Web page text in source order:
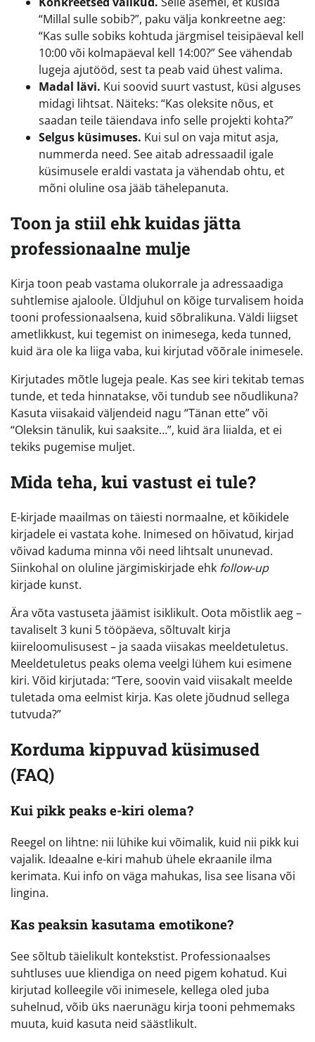
“Millal sulle sobib?”, paku välja konkreetne aeg:
“Kas sulle sobiks kohtuda järgmisel teisipäeval kell
10:00 või kolmapäeval kell 14:00?” See vähendab
lugeja ajutööd, sest ta peab vaid ühest valima.
Madal lävi. Kui soovid suurt vastust, küsi alguses
midagi lihtsat. Näiteks: “Kas oleksite nõus, et
saadan teile täiendava info selle projekti kohta?”
Selgus küsimuses. Kui sul on vaja mitut asja,
nummerda need. See aitab adressaadil igale
küsimusele eraldi vastata ja vähendab ohtu, et
mõni oluline osa jääb tähelepanuta.
Toon ja stiil ehk kuidas jätta
professionaalne mulje
Kirja toon peab vastama olukorrale ja adressaadiga
suhtlemise ajaloole. Üldjuhul on kõige turvalisem hoida
tooni professionaalsena, kuid sõbralikuna. Väldi liigset
ametlikkust, kui tegemist on inimesega, keda tunned,
kuid ära ole ka liiga vaba, kui kirjutad võõrale inimesele.
Kirjutades mõtle lugeja peale. Kas see kiri tekitab temas
tunde, et teda hinnatakse, või tundub see nõudlikuna?
Kasuta viisakaid väljendeid nagu “Tänan ette” või
“Oleksin tänulik, kui saaksite…”, kuid ära liialda, et ei
tekiks pugemise muljet.
Mida teha, kui vastust ei tule?
E-kirjade maailmas on täiesti normaalne, et kõikidele
kirjadele ei vastata kohe. Inimesed on hõivatud, kirjad
võivad kaduma minna või need lihtsalt ununevad.
Siinkohal on oluline järgimiskirjade ehk follow-up
kirjade kunst.
Ära võta vastuseta jäämist isiklikult. Oota mõistlik aeg –
tavaliselt 3 kuni 5 tööpäeva, sõltuvalt kirja
kiireloomulisusest – ja saada viisakas meeldetuletus.
Meeldetuletus peaks olema veelgi lühem kui esimene
kiri. Võid kirjutada: “Tere, soovin vaid viisakalt meelde
tuletada oma eelmist kirja. Kas olete jõudnud sellega
tutvuda?”
Korduma kippuvad küsimused
(FAQ)
Kui pikk peaks e-kiri olema?
Reegel on lihtne: nii lühike kui võimalik, kuid nii pikk kui
vajalik. Ideaalne e-kiri mahub ühele ekraanile ilma
kerimata. Kui info on väga mahukas, lisa see lisana või
lingina.
Kas peaksin kasutama emotikone?
See sõltub täielikult kontekstist. Professionaalses
suhtluses uue kliendiga on need pigem kohatud. Kui
kirjutad kolleegile või inimesele, kellega oled juba
suhelnud, võib üks naerunägu kirja tooni pehmemaks
muuta, kuid kasuta neid säästlikult.